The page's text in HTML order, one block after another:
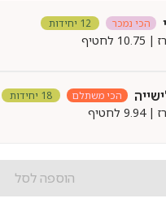
הכי נמכר 12 יחידות
לחטיף
הכי משתלם 18 יחידות
לחטיף
הוספה לסל